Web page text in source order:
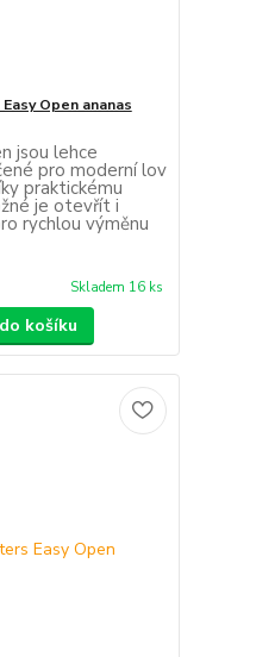
Open ananas
jsou lehce
pro moderní lov
praktickému
je otevřít i
rychlou výměnu
Skladem 16 ks
košíku